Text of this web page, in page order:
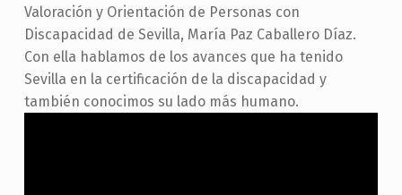
Valoración y Orientación de Personas con
Discapacidad de Sevilla, María Paz Caballero Díaz.
Con ella hablamos de los avances que ha tenido
Sevilla en la certificación de la discapacidad y
también conocimos su lado más humano.